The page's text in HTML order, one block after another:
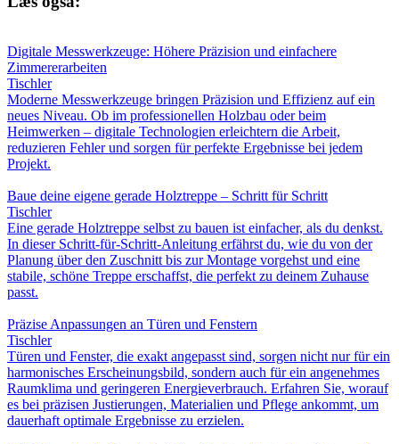
Digitale Messwerkzeuge: Höhere Präzision und einfachere
Zimmererarbeiten
Tischler
Moderne Messwerkzeuge bringen Präzision und Effizienz auf ein
neues Niveau. Ob im professionellen Holzbau oder beim
Heimwerken – digitale Technologien erleichtern die Arbeit,
reduzieren Fehler und sorgen für perfekte Ergebnisse bei jedem
Projekt.
Baue deine eigene gerade Holztreppe – Schritt für Schritt
Tischler
Eine gerade Holztreppe selbst zu bauen ist einfacher, als du denkst.
In dieser Schritt-für-Schritt-Anleitung erfährst du, wie du von der
Planung über den Zuschnitt bis zur Montage vorgehst und eine
stabile, schöne Treppe erschaffst, die perfekt zu deinem Zuhause
passt.
Präzise Anpassungen an Türen und Fenstern
Tischler
Türen und Fenster, die exakt angepasst sind, sorgen nicht nur für ein
harmonisches Erscheinungsbild, sondern auch für ein angenehmes
Raumklima und geringeren Energieverbrauch. Erfahren Sie, worauf
es bei präzisen Justierungen, Materialien und Pflege ankommt, um
dauerhaft optimale Ergebnisse zu erzielen.